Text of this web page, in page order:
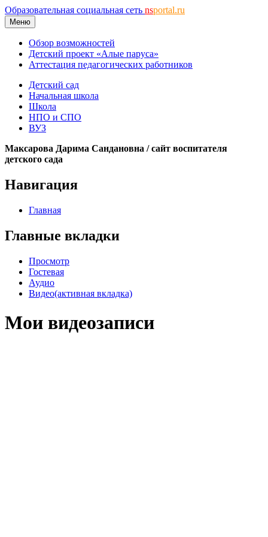
Образовательная социальная сеть nsportal.ru
Меню
Обзор возможностей
Детский проект «Алые паруса»
Аттестация педагогических работников
Детский сад
Начальная школа
Школа
НПО и СПО
ВУЗ
Максарова Дарима Сандановна / сайт воспитателя
детского сада
Навигация
Главная
Главные вкладки
Просмотр
Гостевая
Аудио
Видео(активная вкладка)
Мои видеозаписи